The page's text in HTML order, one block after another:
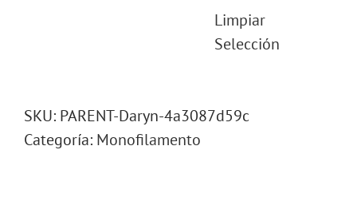
Limpiar
Selección
SKU: PARENT-Daryn-4a3087d59c
Categoría: Monofilamento